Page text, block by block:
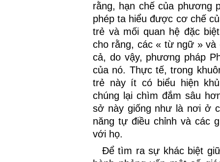
rằng, hạn chế của phương
phép ta hiểu được cơ chế
trẻ và mối quan hệ đặc
cho rằng, các « từ ngữ » và
cả, do vậy, phương pháp
của nó. Thực tế, trong
trẻ này ít có biểu hiện
chúng lại chìm đắm sâu
sở này giống như là nơi ở
năng tự điều chỉnh và các
với họ.
Để tìm ra sự khác biệt